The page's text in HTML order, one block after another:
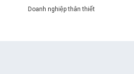
Doanh nghiệp thân thiết